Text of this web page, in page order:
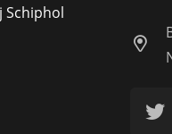
Schiphol